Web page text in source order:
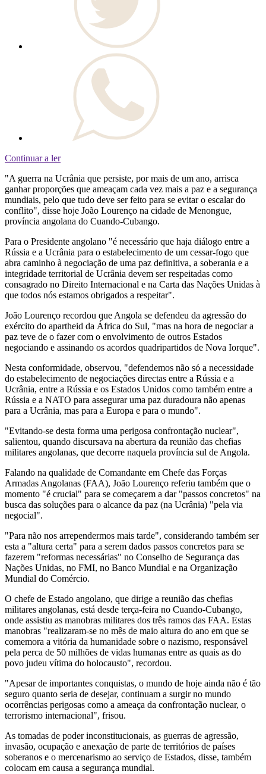
Continuar a ler
"A guerra na Ucrânia que persiste, por mais de um ano, arrisca
ganhar proporções que ameaçam cada vez mais a paz e a segurança
mundiais, pelo que tudo deve ser feito para se evitar o escalar do
conflito", disse hoje João Lourenço na cidade de Menongue,
província angolana do Cuando-Cubango.
Para o Presidente angolano "é necessário que haja diálogo entre a
Rússia e a Ucrânia para o estabelecimento de um cessar-fogo que
abra caminho à negociação de uma paz definitiva, a soberania e a
integridade territorial de Ucrânia devem ser respeitadas como
consagrado no Direito Internacional e na Carta das Nações Unidas à
que todos nós estamos obrigados a respeitar".
João Lourenço recordou que Angola se defendeu da agressão do
exército do apartheid da África do Sul, "mas na hora de negociar a
paz teve de o fazer com o envolvimento de outros Estados
negociando e assinando os acordos quadripartidos de Nova Iorque".
Nesta conformidade, observou, "defendemos não só a necessidade
do estabelecimento de negociações directas entre a Rússia e a
Ucrânia, entre a Rússia e os Estados Unidos como também entre a
Rússia e a NATO para assegurar uma paz duradoura não apenas
para a Ucrânia, mas para a Europa e para o mundo".
"Evitando-se desta forma uma perigosa confrontação nuclear",
salientou, quando discursava na abertura da reunião das chefias
militares angolanas, que decorre naquela província sul de Angola.
Falando na qualidade de Comandante em Chefe das Forças
Armadas Angolanas (FAA), João Lourenço referiu também que o
momento "é crucial" para se começarem a dar "passos concretos" na
busca das soluções para o alcance da paz (na Ucrânia) "pela via
negocial".
"Para não nos arrependermos mais tarde", considerando também ser
esta a "altura certa" para a serem dados passos concretos para se
fazerem "reformas necessárias" no Conselho de Segurança das
Nações Unidas, no FMI, no Banco Mundial e na Organização
Mundial do Comércio.
O chefe de Estado angolano, que dirige a reunião das chefias
militares angolanas, está desde terça-feira no Cuando-Cubango,
onde assistiu as manobras militares dos três ramos das FAA. Estas
manobras "realizaram-se no mês de maio altura do ano em que se
comemora a vitória da humanidade sobre o nazismo, responsável
pela perca de 50 milhões de vidas humanas entre as quais as do
povo judeu vítima do holocausto", recordou.
"Apesar de importantes conquistas, o mundo de hoje ainda não é tão
seguro quanto seria de desejar, continuam a surgir no mundo
ocorrências perigosas como a ameaça da confrontação nuclear, o
terrorismo internacional", frisou.
As tomadas de poder inconstitucionais, as guerras de agressão,
invasão, ocupação e anexação de parte de territórios de países
soberanos e o mercenarismo ao serviço de Estados, disse, também
colocam em causa a segurança mundial.